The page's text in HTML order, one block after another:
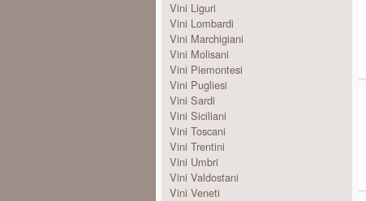
Vini Liguri
Vini Lombardi
Vini Marchigiani
Vini Molisani
Vini Piemontesi
Vini Pugliesi
Vini Sardi
Vini Siciliani
Vini Toscani
Vini Trentini
Vini Umbri
Vini Valdostani
Vini Veneti